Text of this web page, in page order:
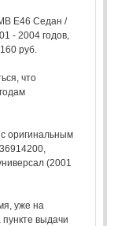
Е46 Седан /
- 2004 годов,
руб.
что
оригинальным
(2001
уже на
выдачи